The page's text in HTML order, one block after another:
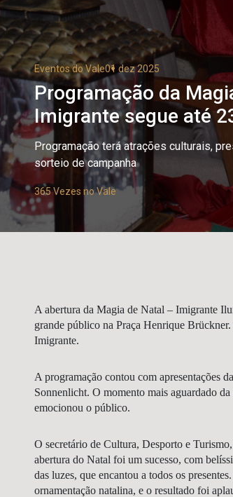
Eventos do Vale01 dez 2025
Programação da
Imigrante segue até
Programação terá atrações culturais,
sorteio de campanha
365 Vezes no Vale
A abertura da Magia de Natal – Imigrante
grande público na Praça Henrique
Imigrante.
A programação contou com apresentações
Sonnenlicht. O momento mais aguardado
emocionou o público.
O secretário de Cultura, Desporto e
abertura do Natal foi um sucesso, com
das luzes, que encantou a todos os
ornamentação natalina, e o resultado foi